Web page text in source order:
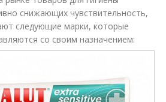
снижающих чувствительность,
следующие марки, которые
со своим назначением: